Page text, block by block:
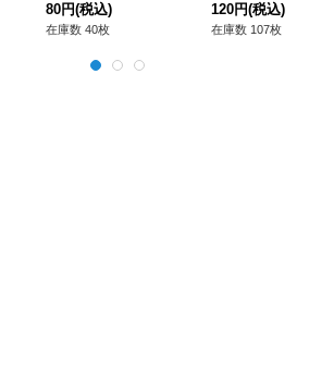
80円(税込)
在庫数 40枚
120円(税込)
在庫数 107枚